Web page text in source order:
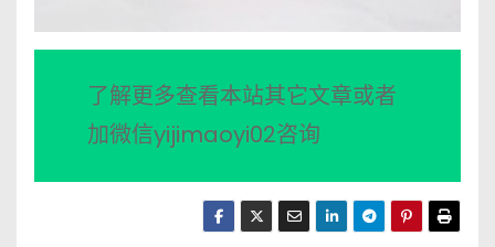
了解更多查看本站其它文章或者
加微信yijimaoyi02咨询